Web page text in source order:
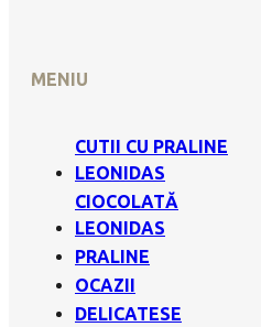
MENIU
CUTII CU PRALINE
LEONIDAS
CIOCOLATĂ
LEONIDAS
PRALINE
OCAZII
DELICATESE